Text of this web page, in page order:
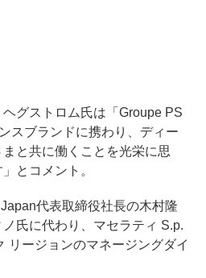
グストロム氏は「Groupe PS
スブランドに携わり、ディー
と共に働くことを光栄に思
とコメント。
代表取締役社長の木村隆
氏に代わり、マセラティ S.p.
リージョンのマネージングダイ